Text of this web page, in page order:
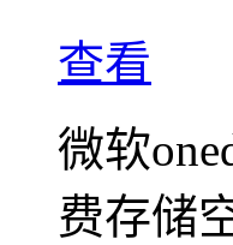
查看
微软
费存储